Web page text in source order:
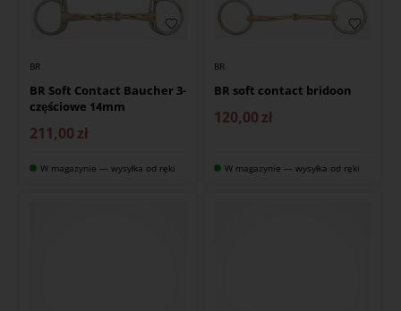
BR
BR Soft Contact Baucher 3-
częściowe 14mm
211,00 zł
W magazynie — wysyłka od ręki
BR
BR soft contact bridoon
120,00 zł
W magazynie — wysyłka od ręki